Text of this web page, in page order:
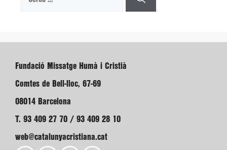
Fundació Missatge Humà i Cristià
Comtes de Bell-lloc, 67-69
08014 Barcelona
T. 93 409 27 70 / 93 409 28 10
web@catalunyacristiana.cat